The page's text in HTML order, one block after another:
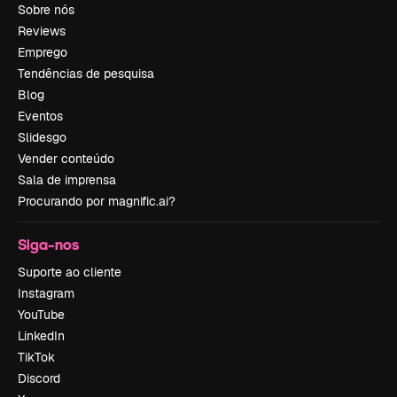
Sobre nós
Reviews
Emprego
Tendências de pesquisa
Blog
Eventos
Slidesgo
Vender conteúdo
Sala de imprensa
Procurando por magnific.ai?
Siga-nos
Suporte ao cliente
Instagram
YouTube
LinkedIn
TikTok
Discord